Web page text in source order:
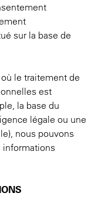
sur la base de
le traitement de
est
la base du
légale ou une
nous pouvons
informations